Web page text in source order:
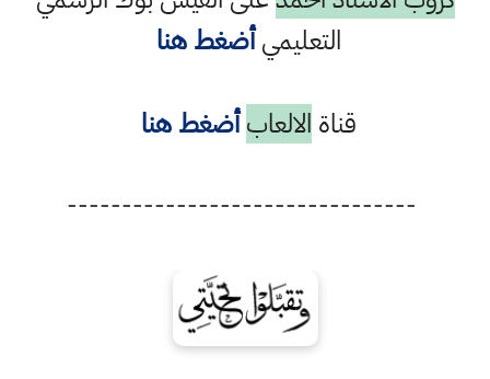
التعليميأضغط هنا
قناة الالعاب أضغط هنا
--------------------------------